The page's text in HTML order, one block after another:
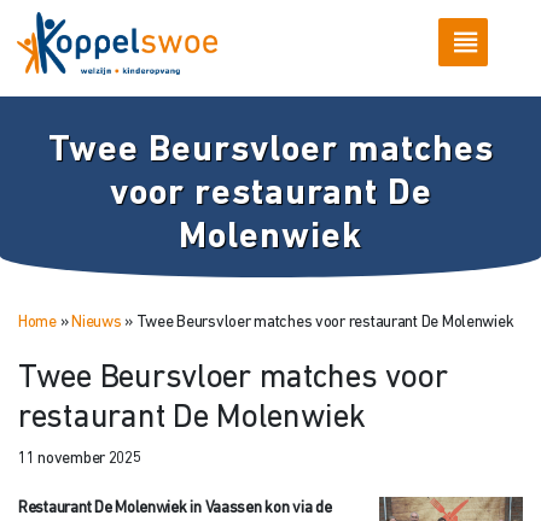
Twee Beursvloer matches
voor restaurant De
Molenwiek
Home» Nieuws » Twee Beursvloer matches voor restaurant De Molenwiek
Twee Beursvloer matches voor
restaurant De Molenwiek
11 november 2025
Restaurant De Molenwiek in Vaassen kon via de